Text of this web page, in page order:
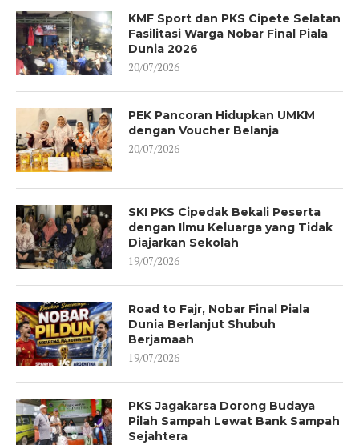
KMF Sport dan PKS Cipete Selatan
Fasilitasi Warga Nobar Final Piala
Dunia 2026
20/07/2026
PEK Pancoran Hidupkan UMKM
dengan Voucher Belanja
20/07/2026
SKI PKS Cipedak Bekali Peserta
dengan Ilmu Keluarga yang Tidak
Diajarkan Sekolah
19/07/2026
Road to Fajr, Nobar Final Piala
Dunia Berlanjut Shubuh
Berjamaah
19/07/2026
PKS Jagakarsa Dorong Budaya
Pilah Sampah Lewat Bank Sampah
Sejahtera